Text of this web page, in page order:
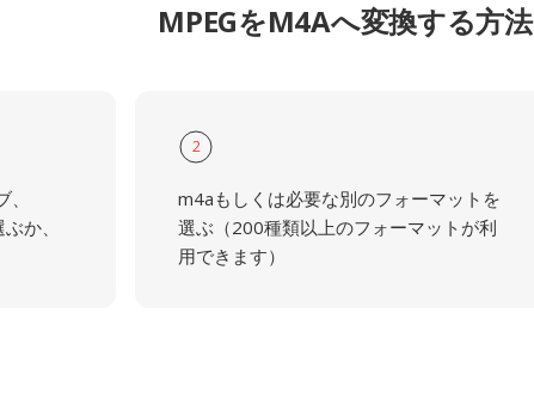
MPEGをM4Aへ変換する方法
か、
2
m4aもしくは必要な別のフォーマットを
選ぶ（200種類以上のフォーマットが利
用できます）